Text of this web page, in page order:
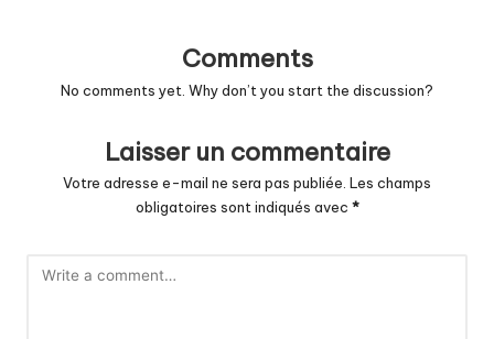
Comments
No comments yet. Why don’t you start the discussion?
Laisser un commentaire
Votre adresse e-mail ne sera pas publiée. Les champs
obligatoires sont indiqués avec *